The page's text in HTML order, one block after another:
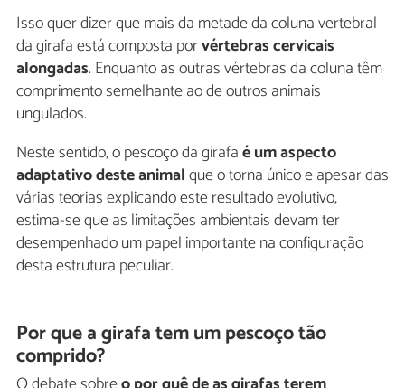
Isso quer dizer que mais da metade da coluna vertebral
da girafa está composta porvértebras cervicais
alongadas. Enquanto as outras vértebras da coluna têm
comprimento semelhante ao de outros animais
ungulados.
Neste sentido, o pescoço da girafaé um aspecto
adaptativo deste animalque o torna único e apesar das
várias teorias explicando este resultado evolutivo,
estima-se que as limitações ambientais devam ter
desempenhado um papel importante na configuração
desta estrutura peculiar.
Por que a girafa tem um pescoço tão
comprido?